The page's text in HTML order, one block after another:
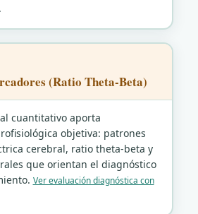
(Ratio Theta-Beta)
cuantitativo aporta
objetiva: patrones
cerebral, ratio theta-beta y
que orientan el diagnóstico
Ver evaluación diagnóstica con